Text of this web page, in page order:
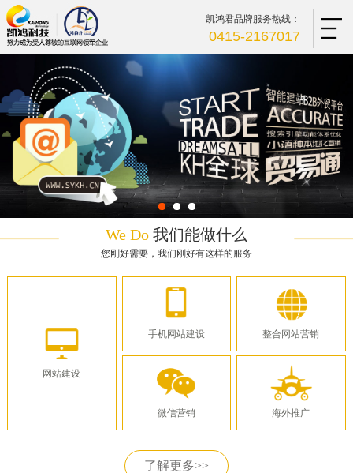
凯鸿君品牌服务热线：
0415-2167017
We Do 我们能做什么
您刚好需要，我们刚好有这样的服务
网站建设
手机网站建设
微信营销
整合网站营销
海外推广
了解更多>>